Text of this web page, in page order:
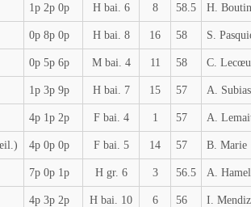
1p 2p 0p H bai. 6 8 58.5 H. Boutin
0p 8p 0p H bai. 8 16 58 S.
0p 5p 6p M bai. 4 11 58 C.
1p 3p 9p H bai. 7 15 57 A. Subias
4p 1p 2p F bai. 4 1 57 A.
4p 0p 0p F bai. 5 14 57 B. Marie
7p 0p 1p H gr. 6 3 56.5 A.
4p 3p 2p H bai. 10 6 56 I.